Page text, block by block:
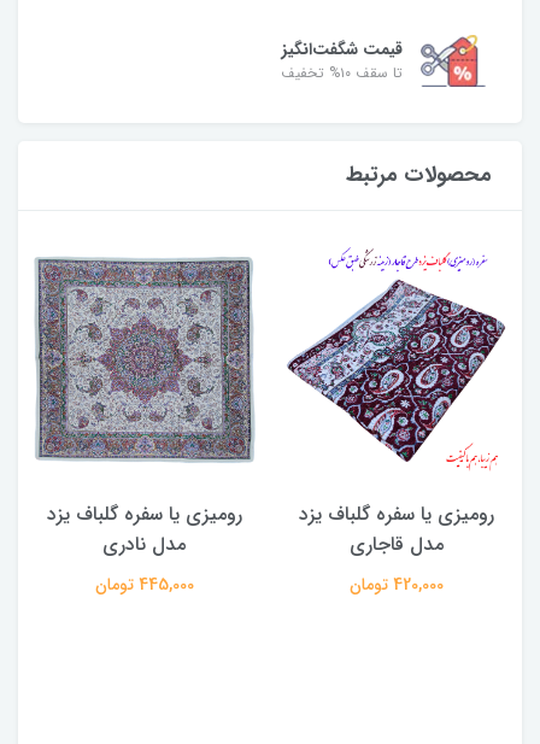
قیمت شگفت‌انگیز
تا سقف ۱۰% تخفیف
محصولات مرتبط
رومیزی یا سفره گلباف یزد
مدل قاجاری
420,000 تومان
رومیزی یا سفره گلباف یزد
مدل نادری
445,000 تومان